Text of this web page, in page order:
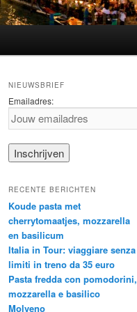
NIEUWSBRIEF
Emailadres:
RECENTE BERICHTEN
Koude pasta met
cherrytomaatjes, mozzarella
en basilicum
Italia in Tour: viaggiare senza
limiti in treno da 35 euro
Pasta fredda con pomodorini,
mozzarella e basilico
Molveno